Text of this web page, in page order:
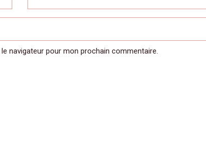
navigateur pour mon prochain commentaire.